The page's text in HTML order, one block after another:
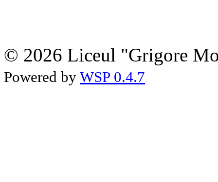
© 2026 Liceul "Grigore
Powered by WSP 0.4.7